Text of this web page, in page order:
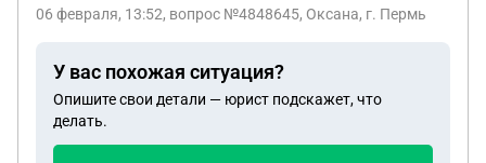
Через 15 минут после посещения судебных
кабинет банка. Через 30 минут на госуслуга
начисления задолженности исчезли, но на
06.02.2026 денежные средства судебный пристав
06 февраля, 13:52, вопрос №4848645, Оксана, г. Пермь
У вас похожая ситуация?
Опишите свои детали — юрист подскажет, что
делать.